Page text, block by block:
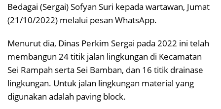
Bedagai (Sergai) Sofyan Suri kepada wartawan, Jumat
(21/10/2022) melalui pesan WhatsApp.
Menurut dia, Dinas Perkim Sergai pada 2022 ini telah
membangun 24 titik jalan lingkungan di Kecamatan
Sei Rampah serta Sei Bamban, dan 16 titik drainase
lingkungan. Untuk jalan lingkungan material yang
digunakan adalah paving block.